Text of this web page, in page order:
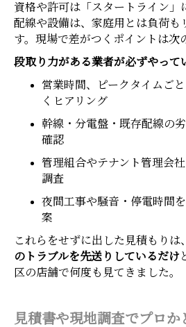
資格や許可は「スタートライン」
配線や設備は、家庭用とは負荷も
す。現場で差がつくポイントは次
段取り力がある業者が必ずやって
営業時間、ピークタイムご
くヒアリング
幹線・分電盤・既存配線の
確認
管理組合やテナント管理会
調査
夜間工事や騒音・停電時間
案
これらをせずに出した見積もりは
のトラブルを先送りしているだけ
区の店舗で何度も見てきました。
見積書や現地調査でプロか